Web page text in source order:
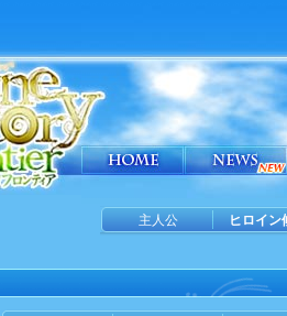
主人公 ヒロイン